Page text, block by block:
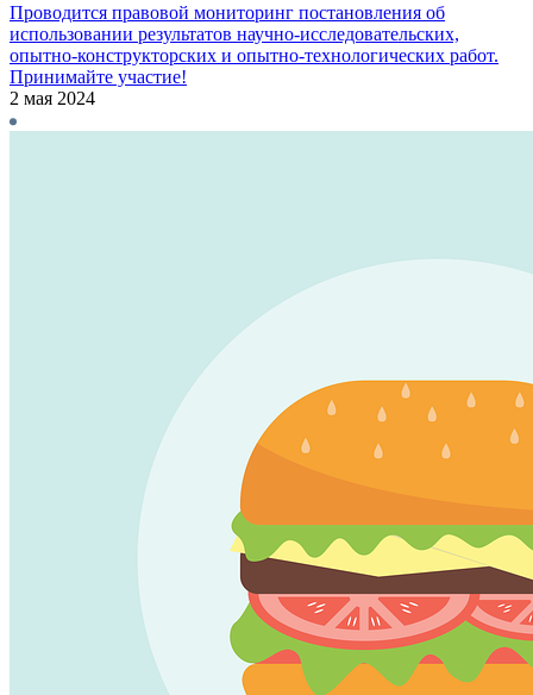
Проводится правовой мониторинг постановления об
использовании результатов научно-исследовательских,
опытно-конструкторских и опытно-технологических работ.
Принимайте участие!
2 мая 2024